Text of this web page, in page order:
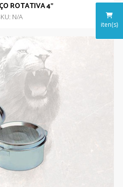
iten(s)
ROTATIVA 4”
N/A